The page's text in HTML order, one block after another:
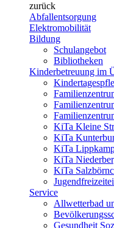
zurück
Abfallentsorgung
Elektromobilität
Bildung
Schulangebot
Bibliotheken
Kinderbetreuung im
KiTa Kleine
KiTa
KiTa
KiTa
KiTa
Service
Allwetterbad
Gesundheit